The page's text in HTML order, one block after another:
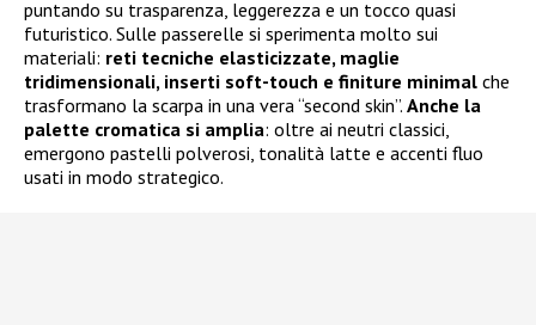
puntando su trasparenza, leggerezza e un tocco quasi
futuristico. Sulle passerelle si sperimenta molto sui
materiali: reti tecniche elasticizzate, maglie
tridimensionali, inserti soft-touch e finiture minimal che
trasformano la scarpa in una vera “second skin”. Anche la
palette cromatica si amplia: oltre ai neutri classici,
emergono pastelli polverosi, tonalità latte e accenti fluo
usati in modo strategico.